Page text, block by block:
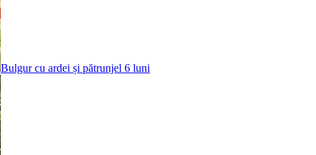
Bulgur cu ardei și pătrunjel 6 luni